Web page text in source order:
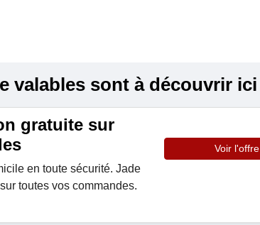
valables sont à découvrir ici
gratuite sur
en toute sécurité. Jade
toutes vos commandes.
Voir l'offre